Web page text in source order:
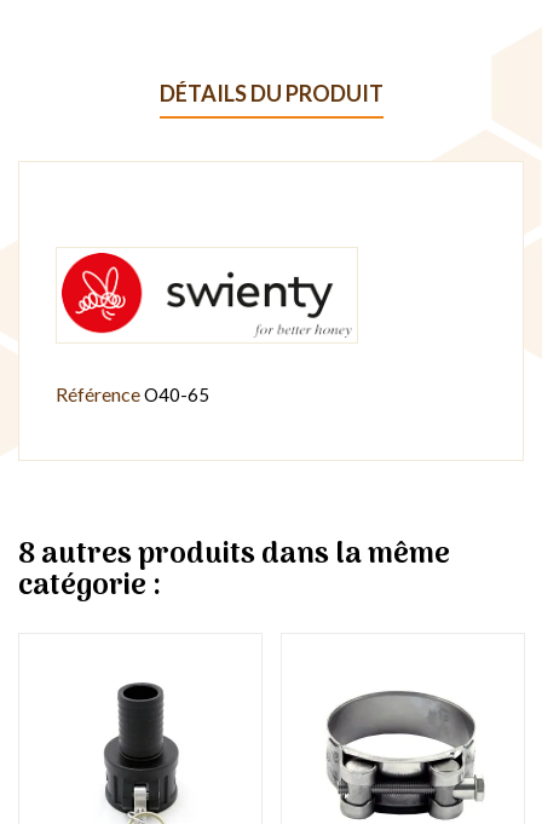
DÉTAILS DU PRODUIT
RéférenceO40-65
8 autres produits dans la même
catégorie :